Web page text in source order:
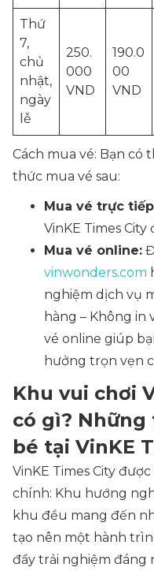
Thứ
7,
chủ
nhật,
ngày
lễ
250.
000
VND
190.0
00
VND
Cách mua vé: Bạn có
thức mua vé sau:
Mua vé trực
VinKE Times
Mua vé online:
vinwonders.com
nghiệm dịch vụ
hàng – Không in
vé online giúp
hưởng trọn vẹn
Khu vui chơi
có gì?
bé tại VinKE
VinKE Times City
chính: Khu hướng
khu đều mang đến
tạo nên một hành
đầy trải nghiệm đáng